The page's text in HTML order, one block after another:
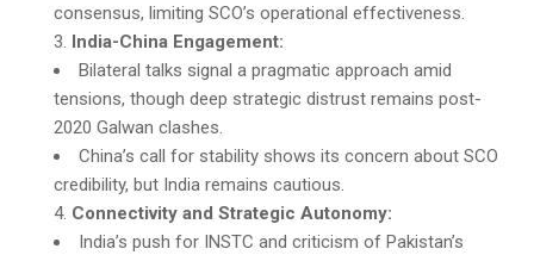
consensus, limiting SCO’s operational effectiveness.
India-China Engagement:
Bilateral talks signal a pragmatic approach amid
tensions, though deep strategic distrust remains post-
2020 Galwan clashes.
China’s call for stability shows its concern about SCO
credibility, but India remains cautious.
Connectivity and Strategic Autonomy:
India’s push for INSTC and criticism of Pakistan’s